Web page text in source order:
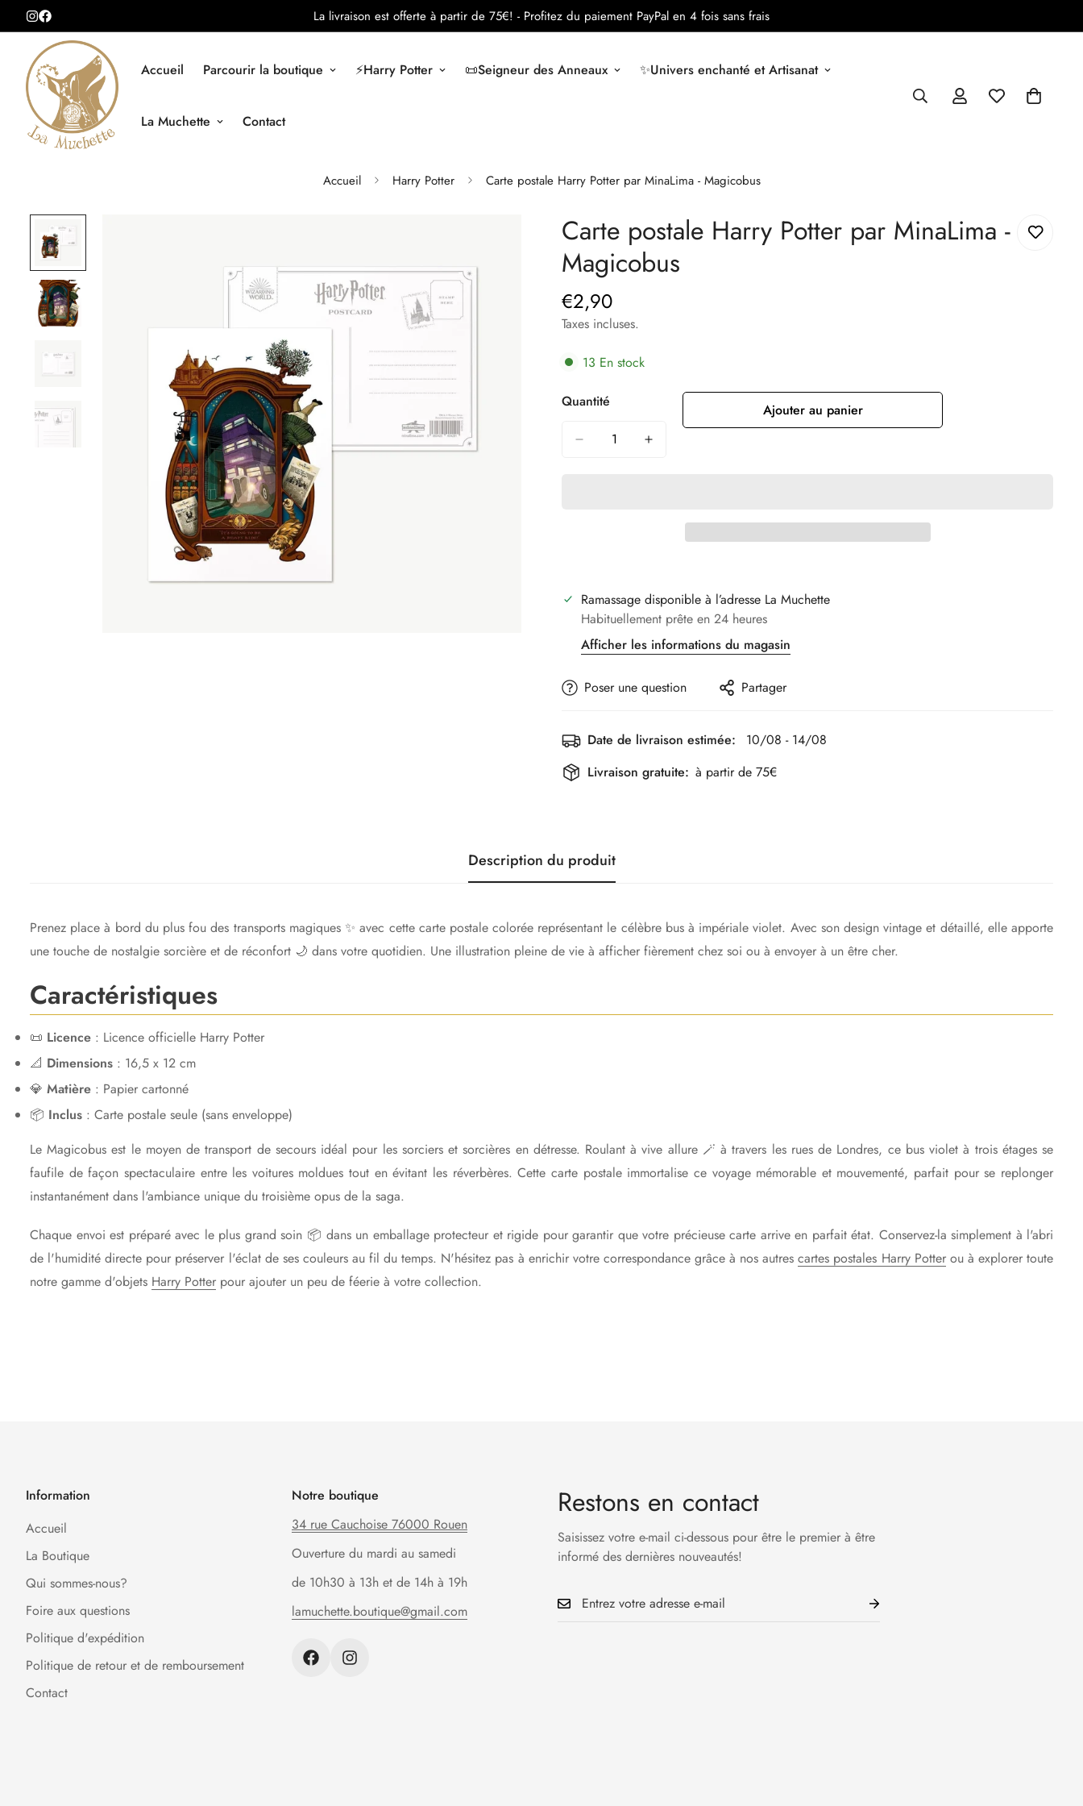
La livraison est offerte à partir de 75€! - Profitez du paiement PayPal en 4 fois sans frais
Accueil Parcourir la boutique ⚡️Harry Potter 📜Seigneur des Anneaux ✨Univers enchanté et Artisanat
La Muchette Contact
Accueil Harry Potter Carte postale Harry Potter par MinaLima - Magicobus
Carte postale Harry Potter par MinaLima -
Magicobus
Prix
régulier
€2,90
Taxes incluses.
13 En stock
Quantité Ajouter au panier
Ramassage disponible à l’adresse La Muchette
Habituellement prête en 24 heures
Afficher les informations du magasin
Poser une question Partager
Date de livraison estimée:
10/08 - 14/08
Livraison gratuite: à partir de 75€
Description du produit
Prenez place à bord du plus fou des transports magiques ✨ avec cette carte postale colorée représentant le célèbre bus à impériale violet. Avec son design vintage et détaillé, elle apporte
une touche de nostalgie sorcière et de réconfort 🌙 dans votre quotidien. Une illustration pleine de vie à afficher fièrement chez soi ou à envoyer à un être cher.
Caractéristiques
📜 Licence : Licence officielle Harry Potter
📐 Dimensions : 16,5 x 12 cm
💎 Matière : Papier cartonné
📦 Inclus : Carte postale seule (sans enveloppe)
Le Magicobus est le moyen de transport de secours idéal pour les sorciers et sorcières en détresse. Roulant à vive allure 🪄 à travers les rues de Londres, ce bus violet à trois étages se
faufile de façon spectaculaire entre les voitures moldues tout en évitant les réverbères. Cette carte postale immortalise ce voyage mémorable et mouvementé, parfait pour se replonger
instantanément dans l'ambiance unique du troisième opus de la saga.
Chaque envoi est préparé avec le plus grand soin 📦 dans un emballage protecteur et rigide pour garantir que votre précieuse carte arrive en parfait état. Conservez-la simplement à l'abri
de l'humidité directe pour préserver l'éclat de ses couleurs au fil du temps. N'hésitez pas à enrichir votre correspondance grâce à nos autrescartes postales Harry Potterou à explorer toute
notre gamme d'objets Harry Potter pour ajouter un peu de féerie à votre collection.
Information
Accueil
La Boutique
Qui sommes-nous?
Foire aux questions
Politique d'expédition
Politique de retour et de remboursement
Contact
Notre boutique
34 rue Cauchoise 76000 Rouen
Ouverture du mardi au samedi
de 10h30 à 13h et de 14h à 19h
lamuchette.boutique@gmail.com
Restons en contact
Saisissez votre e-mail ci-dessous pour être le premier à être
informé des dernières nouveautés!